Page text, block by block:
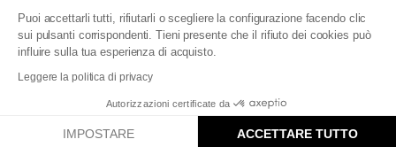
Puoi accettarli tutti, rifiutarli o scegliere la configurazione facendo clic
sui pulsanti corrispondenti. Tieni presente che il rifiuto dei cookies può
influire sulla tua esperienza di acquisto.
Leggere la politica di privacy
Autorizzazioni certificate da
IMPOSTARE ACCETTARE TUTTO
Politica di gestione dei dati personali e dei cookie
Condizioni generali di vendita per clienti professionali
Dichiarazione di accessibilità